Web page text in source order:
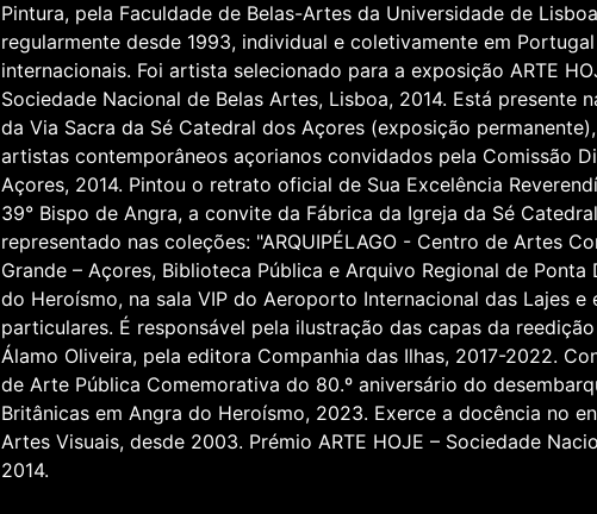
Pintura, pela Faculdade de Belas-Artes da Universidade de
regularmente desde 1993, individual e coletivamente em
internacionais. Foi artista selecionado para a exposição ARTE
Sociedade Nacional de Belas Artes, Lisboa, 2014. Está presente
da Via Sacra da Sé Catedral dos Açores (exposição
artistas contemporâneos açorianos convidados pela Comissão
Açores, 2014. Pintou o retrato oficial de Sua Excelência
39° Bispo de Angra, a convite da Fábrica da Igreja da Sé
representado nas coleções: "ARQUIPÉLAGO - Centro de Artes
Grande – Açores, Biblioteca Pública e Arquivo Regional de Ponta
do Heroísmo, na sala VIP do Aeroporto Internacional das Lajes e
particulares. É responsável pela ilustração das capas da
Álamo Oliveira, pela editora Companhia das Ilhas, 2017-2022.
de Arte Pública Comemorativa do 80.º aniversário do
Britânicas em Angra do Heroísmo, 2023. Exerce a docência no
Artes Visuais, desde 2003. Prémio ARTE HOJE – Sociedade
2014.